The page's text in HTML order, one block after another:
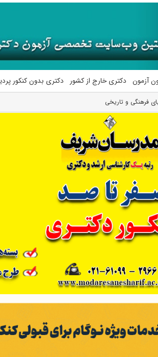
آزمون دکتری خارج از کشور دکتری بدون کنکور
فرهنگی و تاریخی